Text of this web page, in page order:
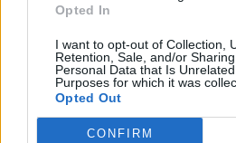
Opted In
I want to opt-out of Collection,
Retention, Sale, and/or
Personal Data that Is
Purposes for which it was
Opted Out
CONFIRM